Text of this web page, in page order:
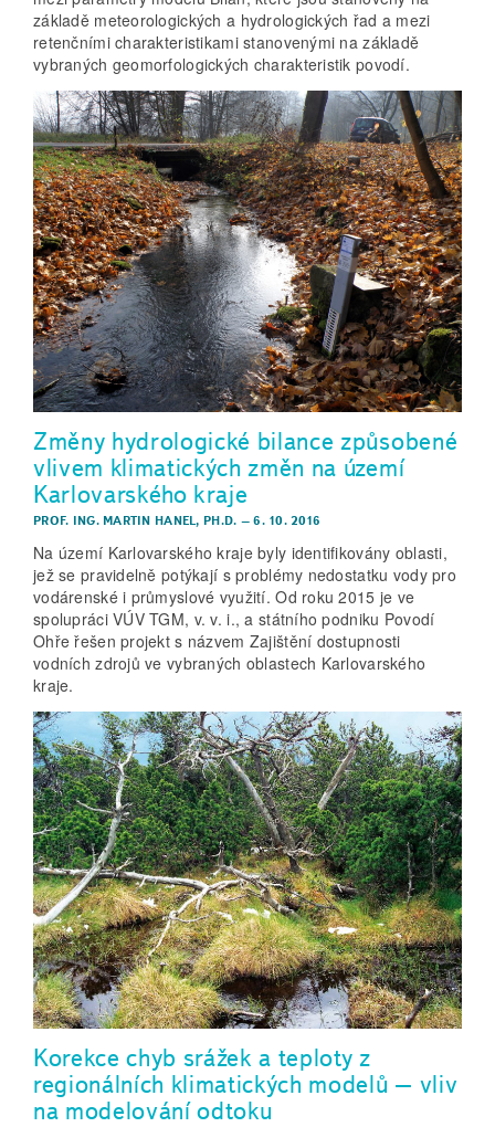
základě meteorologických a hydrologických řad a mezi
retenčními charakteristikami stanovenými na základě
vybraných geomorfologických charakteristik povodí.
Změny hydrologické bilance způsobené
vlivem klimatických změn na území
Karlovarského kraje
PROF. ING. MARTIN HANEL, PH.D. –6. 10. 2016
Na území Karlovarského kraje byly identifikovány oblasti,
jež se pravidelně potýkají s problémy nedostatku vody pro
vodárenské i průmyslové využití. Od roku 2015 je ve
spolupráci VÚV TGM, v. v. i., a státního podniku Povodí
Ohře řešen projekt s názvem Zajištění dostupnosti
vodních zdrojů ve vybraných oblastech Karlovarského
kraje.
Korekce chyb srážek a teploty z
regionálních klimatických modelů – vliv
na modelování odtoku